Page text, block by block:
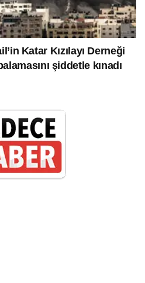
Katar Kızılayı Derneği
şiddetle kınadı